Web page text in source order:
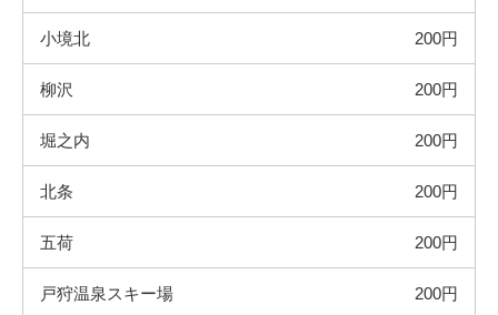
小境北 200円
柳沢 200円
堀之内 200円
北条 200円
五荷 200円
戸狩温泉スキー場 200円